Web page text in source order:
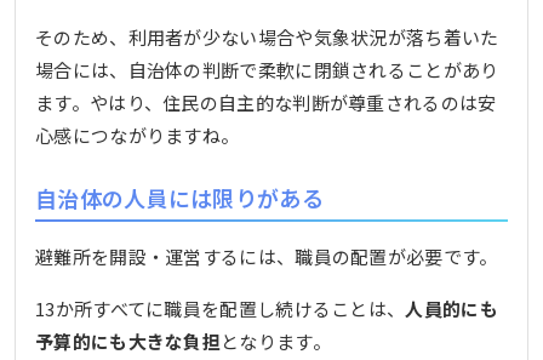
そのため、利用者が少ない場合や気象状況が落ち着いた
場合には、自治体の判断で柔軟に閉鎖されることがあり
ます。やはり、住民の自主的な判断が尊重されるのは安
心感につながりますね。
自治体の人員には限りがある
避難所を開設・運営するには、職員の配置が必要です。
13か所すべてに職員を配置し続けることは、 人員的にも
予算的にも大きな負担となります。